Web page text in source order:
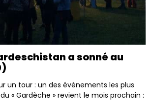
a sonné au
un tour : un des événements les plus
« Gardèche » revient le mois prochain :